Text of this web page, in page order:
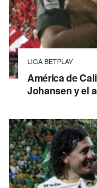
LIGA BETPLAY
América de
Johansen y el